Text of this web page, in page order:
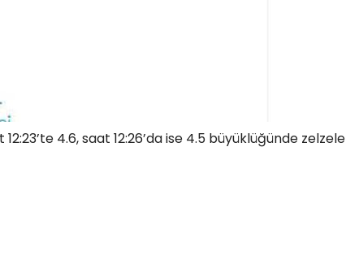
4.6, saat 12:26’da ise 4.5 büyüklüğünde zelzele